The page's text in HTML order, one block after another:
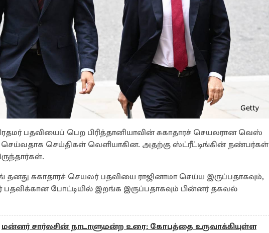
பதவியைப் பெற பிரித்தானியாவின் சுகாதாரச் செயலரான வெஸ்
செய்வதாக செய்திகள் வெளியாகின. அதற்கு ஸ்ட்ரீட்டிங்கின் நண்பர்கள்
சுகாதாரச் செயலர் பதவியை ராஜினாமா செய்ய இருப்பதாகவும்,
பதவிக்கான போட்டியில் இறங்க இருப்பதாகவும் பின்னர் தகவல்
மன்னர் சார்லசின் நாடாளுமன்ற உரை: கோபத்தை உருவாக்கியுள்ள